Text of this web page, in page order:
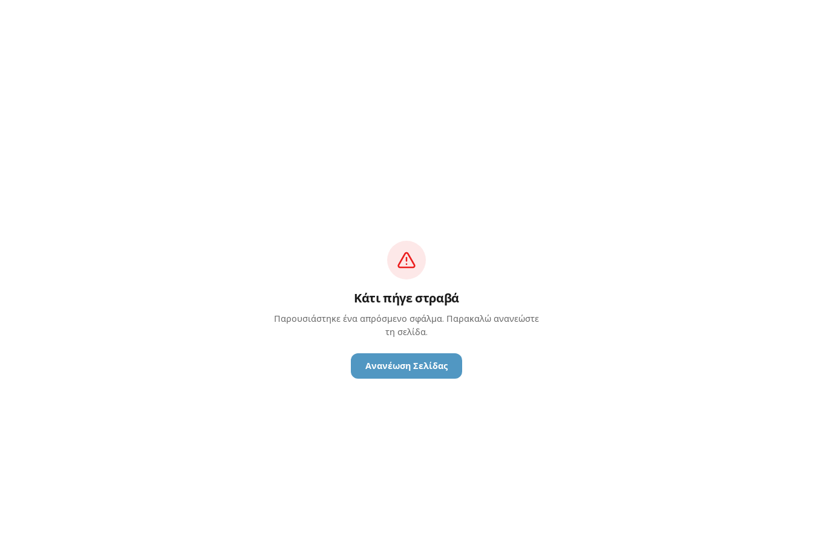
Κάτι πήγε στραβά
Παρουσιάστηκε ένα απρόσμενο σφάλμα. Παρακαλώ ανανεώστε
τη σελίδα.
Ανανέωση Σελίδας